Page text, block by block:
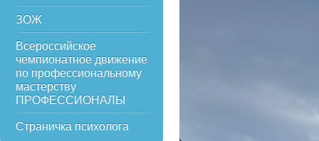
ЗОЖ
Всероссийское
чемпионатное движение
по профессиональному
мастерству
ПРОФЕССИОНАЛЫ
Страничка психолога